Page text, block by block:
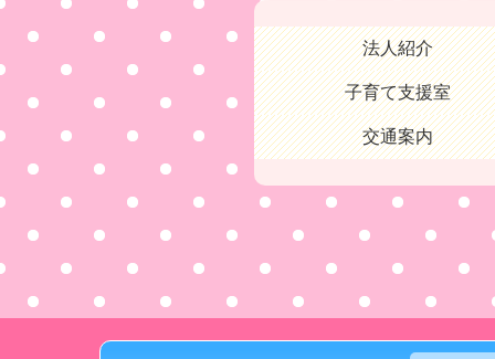
法人紹介
子育て支援室
交通案内